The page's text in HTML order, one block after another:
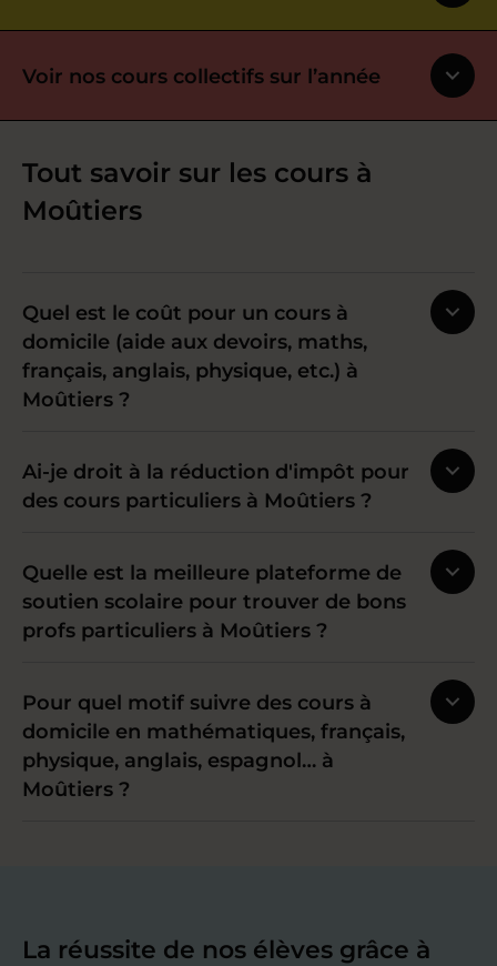
Voir nos cours collectifs sur l’année
Tout savoir sur les cours à
Moûtiers
Quel est le coût pour un cours à
domicile (aide aux devoirs, maths,
français, anglais, physique, etc.) à
Moûtiers ?
Ai-je droit à la réduction d'impôt pour
des cours particuliers à Moûtiers ?
Quelle est la meilleure plateforme de
soutien scolaire pour trouver de bons
profs particuliers à Moûtiers ?
Pour quel motif suivre des cours à
domicile en mathématiques, français,
physique, anglais, espagnol… à
Moûtiers ?
La réussite de nos élèves grâce à